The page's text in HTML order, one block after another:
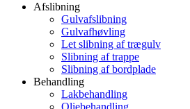
Afslibning
Gulvafslibning
Gulvafhøvling
Let slibning af trægulv
Slibning af trappe
Slibning af bordplade
Behandling
Lakbehandling
Oliebehandling